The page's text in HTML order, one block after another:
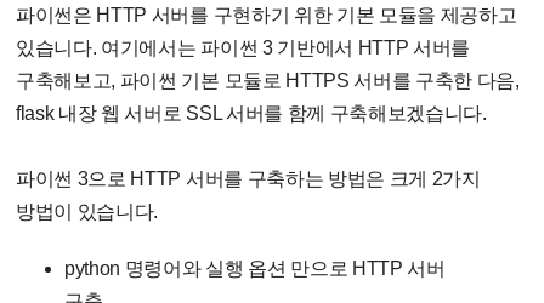
파이썬은 HTTP 서버를 구현하기 위한 기본 모듈을 제공하고
있습니다. 여기에서는 파이썬 3 기반에서 HTTP 서버를
구축해보고, 파이썬 기본 모듈로 HTTPS 서버를 구축한 다음,
flask 내장 웹 서버로 SSL 서버를 함께 구축해보겠습니다.
파이썬 3으로 HTTP 서버를 구축하는 방법은 크게 2가지
방법이 있습니다.
python 명령어와 실행 옵션 만으로 HTTP 서버